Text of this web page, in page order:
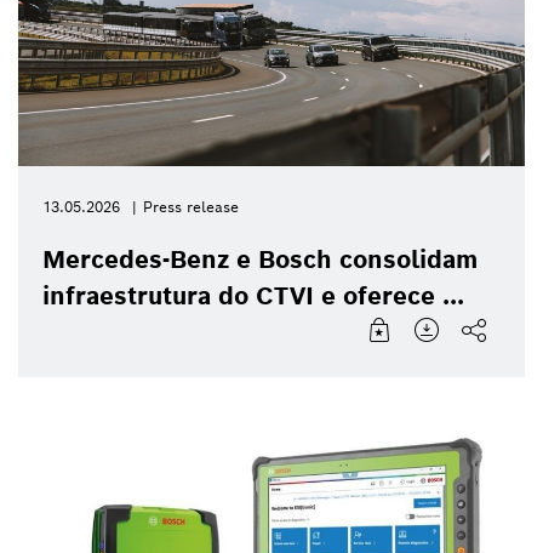
13.05.2026 Press release
Mercedes-Benz e Bosch consolidam
infraestrutura do CTVI e oferece ...